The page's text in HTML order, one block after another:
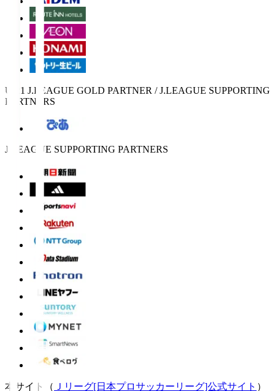
U-21 J.LEAGUE GOLD PARTNER / J.LEAGUE SUPPORTING
PARTNERS
J.LEAGUE SUPPORTING PARTNERS
本サイト（ Ｊリーグ[日本プロサッカーリーグ]公式サイト ）